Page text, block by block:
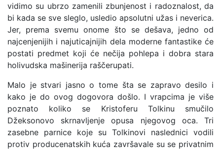
vidimo su ubrzo zamenili zbunjenost i radoznalost, da
bi kada se sve sleglo, usledio apsolutni užas i neverica.
Jer, prema svemu onome što se dešava, jedno od
najcenjenijih i najuticajnijih dela moderne fantastike će
postati predmet koji će nečija pohlepa i dobra stara
holivudska mašinerija raščerupati.
Malo je stvari jasno o tome šta se zapravo desilo i
kako je do ovog dogovora došlo. I vrapcima je više
poznato koliko se Kristoferu Tolkinu smučilo
Džeksonovo skrnavljenje opusa njegovog oca. Tri
zasebne parnice koje su Tolkinovi naslednici vodili
protiv producenatskih kuća završavale su se privatnim